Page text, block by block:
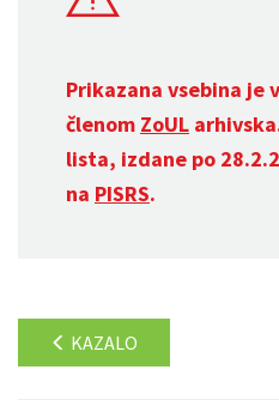
Prikazana vsebina je
členom ZoUL
lista, izdane po
na PISRS.
KAZALO